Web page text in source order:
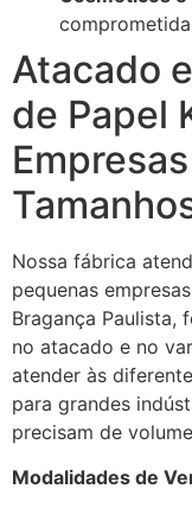
Atacado
de Papel
Nossa fábrica
pequenas
Bragança Paulista,
no atacado e no
atender às
para grandes
precisam de
Modalidades de